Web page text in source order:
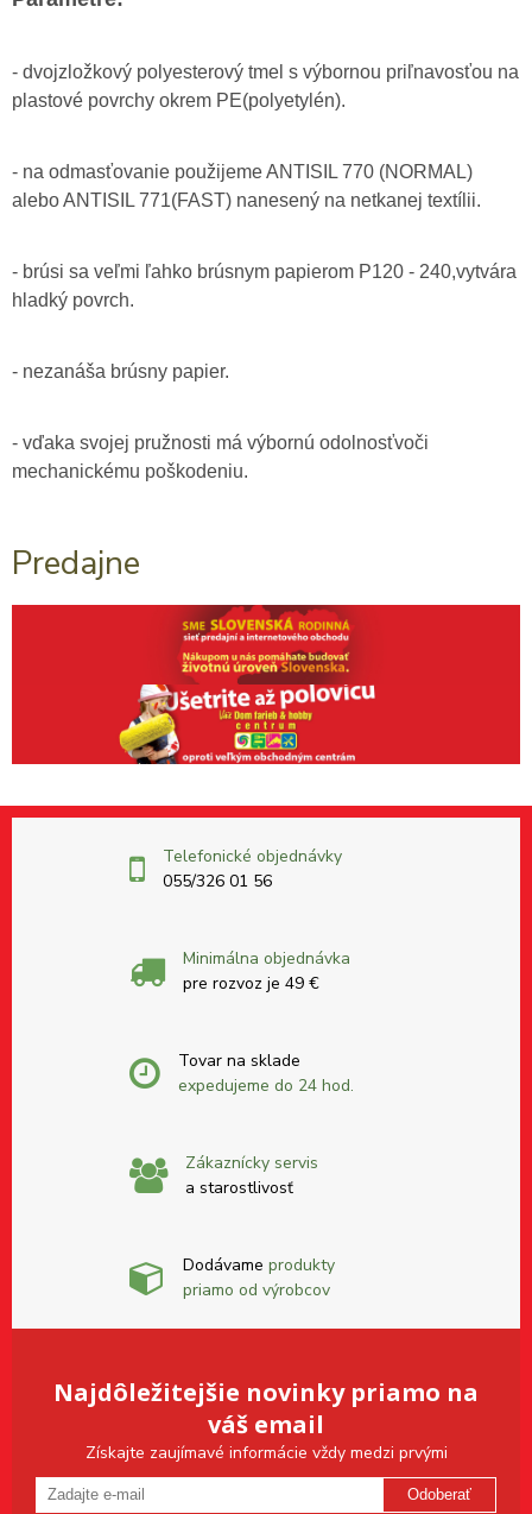
- dvojzložkový polyesterový tmel s výbornou priľnavosťou na
plastové povrchy okrem PE(polyetylén).
- na odmasťovanie použijeme ANTISIL 770 (NORMAL)
alebo ANTISIL 771(FAST) nanesený na netkanej textílii.
- brúsi sa veľmi ľahko brúsnym papierom P120 - 240,vytvára
hladký povrch.
- nezanáša brúsny papier.
- vďaka svojej pružnosti má výbornú odolnosťvoči
mechanickému poškodeniu.
Predajne
Telefonické objednávky
055/326 01 56
Minimálna objednávka
pre rozvoz je 49 €
Tovar na sklade
expedujeme do 24 hod.
Zákaznícky servis
a starostlivosť
Dodávame produkty
priamo od výrobcov
Najdôležitejšie novinky priamo na
váš email
Získajte zaujímavé informácie vždy medzi prvými
Odoberať